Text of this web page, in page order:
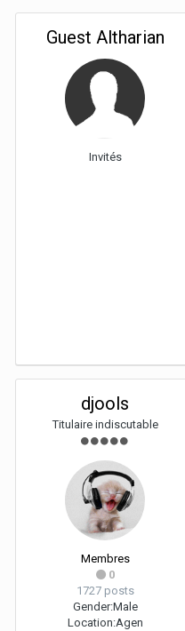
Guest Altharian
Invités
djools
Titulaire indiscutable
Membres
0
1727 posts
Gender:Male
Location:Agen